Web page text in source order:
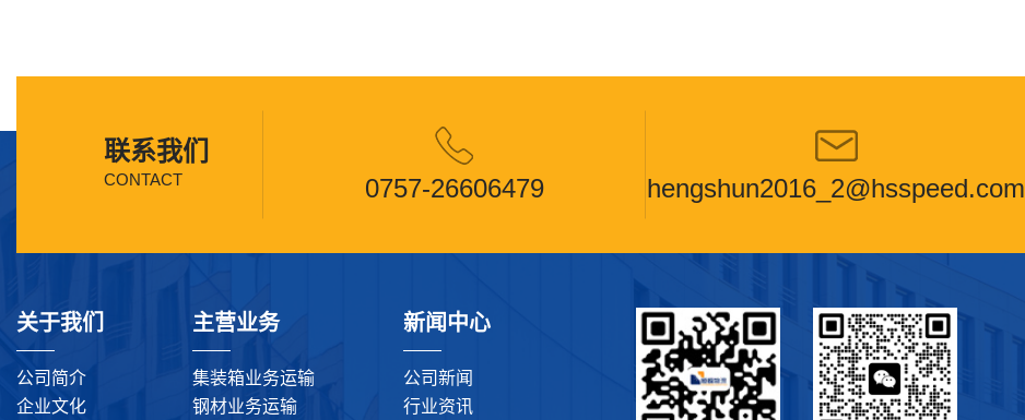
联系我们
CONTACT 0757-26606479 hengshun2016_2@hsspeed.com
关于我们
公司简介
企业文化
主营业务
集装箱业务运输
钢材业务运输
新闻中心
公司新闻
行业资讯